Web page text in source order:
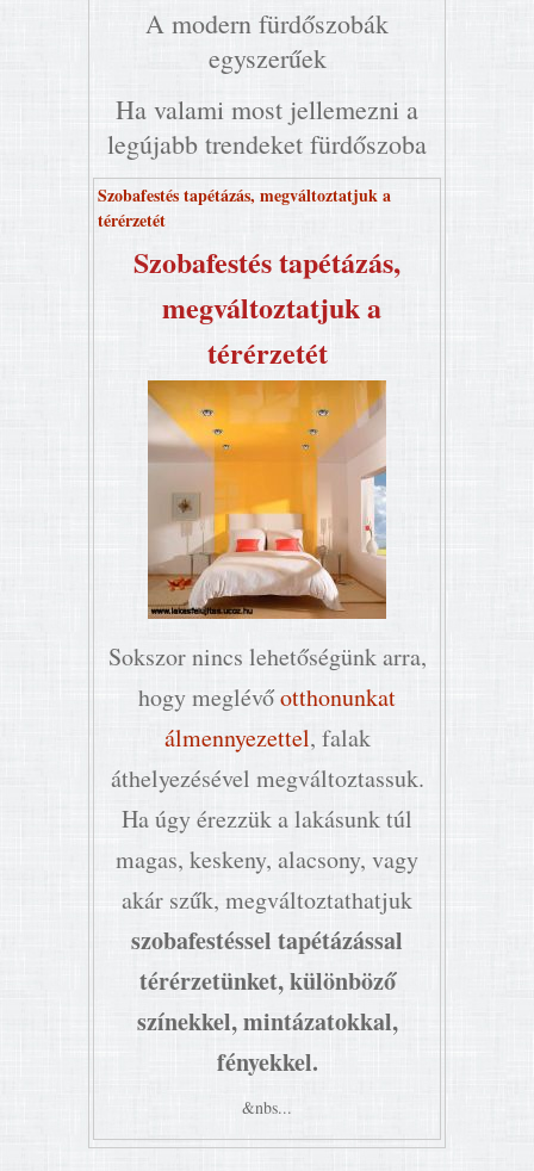
A modern fürdőszobák
egyszerűek
Ha valami most jellemezni a
legújabb trendeket fürdőszoba
Szobafestés tapétázás, megváltoztatjuk a
térérzetét
Szobafestés tapétázás,
megváltoztatjuk a
térérzetét
Sokszor nincs lehetőségünk arra,
hogy meglévőotthonunkat
álmennyezettel, falak
áthelyezésével megváltoztassuk.
Ha úgy érezzük a lakásunk túl
magas, keskeny, alacsony, vagy
akár szűk, megváltoztathatjuk
szobafestéssel tapétázással
térérzetünket, különböző
színekkel, mintázatokkal,
fényekkel.
&nbs...